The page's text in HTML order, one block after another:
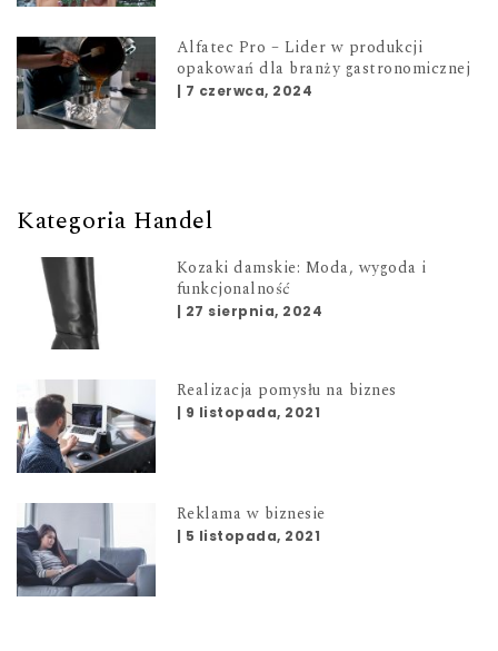
Alfatec Pro – Lider w produkcji
opakowań dla branży gastronomicznej
| 7 czerwca, 2024
Kategoria Handel
Kozaki damskie: Moda, wygoda i
funkcjonalność
| 27 sierpnia, 2024
Realizacja pomysłu na biznes
| 9 listopada, 2021
Reklama w biznesie
| 5 listopada, 2021